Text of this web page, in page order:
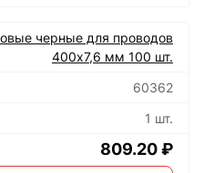
черные для проводов
400х7,6 мм 100 шт.
60362
1 шт.
809.20 ₽